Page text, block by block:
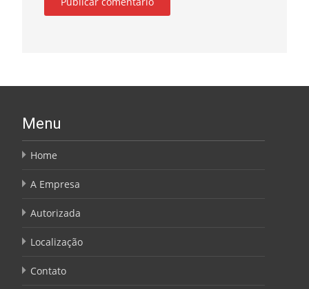
Menu
Home
A Empresa
Autorizada
Localização
Contato